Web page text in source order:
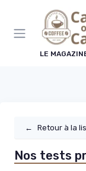
LE
← Retour à la
Nos tests
Panneau de